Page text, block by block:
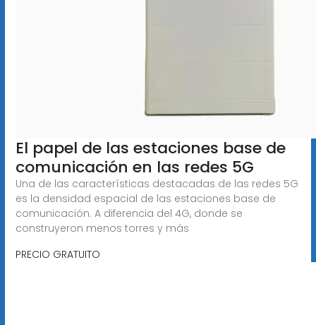
El papel de las estaciones base de
comunicación en las redes 5G
Una de las características destacadas de las redes 5G
es la densidad espacial de las estaciones base de
comunicación. A diferencia del 4G, donde se
construyeron menos torres y más
PRECIO GRATUITO